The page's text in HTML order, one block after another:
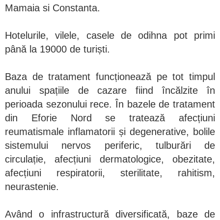
Mamaia si Constanta.
Hotelurile, vilele, casele de odihna pot primi
până la 19000 de turiști.
Baza de tratament funcționează pe tot timpul
anului spațiile de cazare fiind încălzite în
perioada sezonului rece. În bazele de tratament
din Eforie Nord se tratează afecțiuni
reumatismale inflamatorii și degenerative, bolile
sistemului nervos periferic, tulburări de
circulație, afecțiuni dermatologice, obezitate,
afecțiuni respiratorii, sterilitate, rahitism,
neurastenie.
Având o infrastructură diversificată, baze de